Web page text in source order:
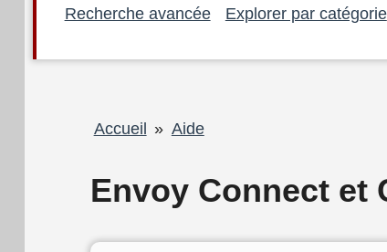
Recherche avancée Explorer par catégorie
Fil
Accueil Aide
Envoy Connect et